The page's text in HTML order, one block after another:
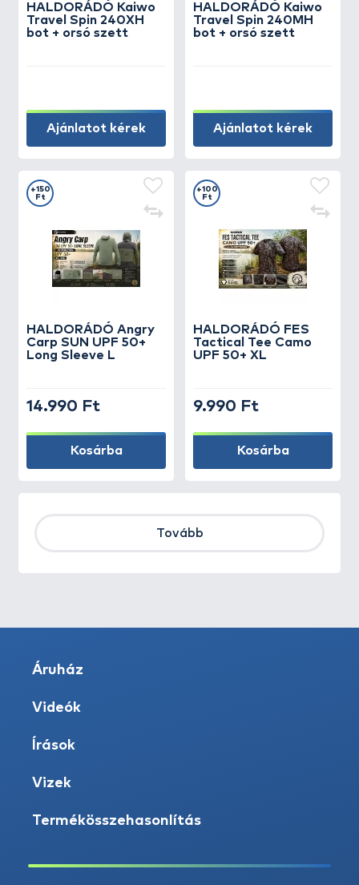
HALDORÁDÓ Kaiwo
Travel Spin 240XH
bot + orsó szett
Ajánlatot kérek
HALDORÁDÓ Kaiwo
Travel Spin 240MH
bot + orsó szett
Ajánlatot kérek
HALDORÁDÓ Angry
Carp SUN UPF 50+
Long Sleeve L
+150
Ft
14.990 Ft
Kosárba
HALDORÁDÓ FES
Tactical Tee Camo
UPF 50+ XL
+100
Ft
9.990 Ft
Kosárba
Tovább
Áruház
Videók
Írások
Vizek
Termékösszehasonlítás